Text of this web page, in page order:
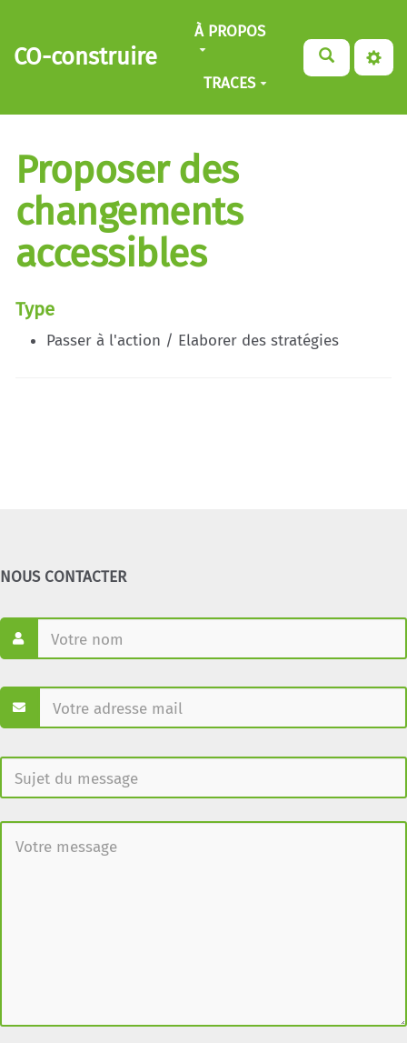
Aller au contenu principal
CO-construire
À PROPOS
TRACES
Proposer des
changements
accessibles
Type
Passer à l'action / Elaborer des stratégies
NOUS CONTACTER